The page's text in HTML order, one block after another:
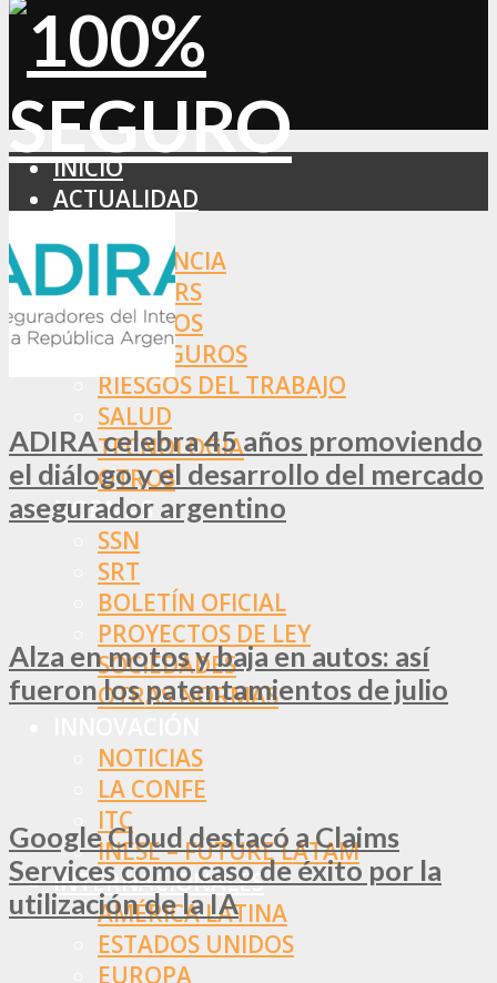
INICIO
ACTUALIDAD
ASISTENCIA
BROKERS
SEGUROS
REASEGUROS
RIESGOS DEL TRABAJO
SALUD
TECNOLOGÍA
OTROS
NORMAS
SSN
SRT
BOLETÍN OFICIAL
PROYECTOS DE LEY
SOCIEDADES
OTRAS NORMAS
NOTICIAS
LA CONFE
ITC
INESE – FÜTURE LATAM
INTERNACIONALES
AMÉRICA LATINA
ESTADOS UNIDOS
EUROPA
ADIRA celebra 45 años promoviendo
el diálogo y el desarrollo del mercado
asegurador argentino
Alza en motos y baja en autos: así
fueron los patentamientos de julio
Google Cloud destacó a Claims
Services como caso de éxito por la
utilización de la IA